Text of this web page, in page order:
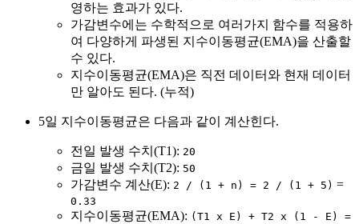
영하는 효과가 있다.
가감변수에는 수학적으로 여러가지 함수를 적용하
여 다양하게 파생된 지수이동평균(EMA)을 산출할
수 있다.
지수이동평균(EMA)은 직전 데이터와 현재 데이터
만 알아도 된다. (누적)
5일 지수이동평균은 다음과 같이 계산힌다.
전일 발생 수치(T1): 20
금일 발생 수치(T2): 50
가감변수 계산(E): 2 / (1 + n) = 2 / (1 + 5) =
0.33
지수이동평균(EMA): (T1 x E) + T2 x (1 - E) =